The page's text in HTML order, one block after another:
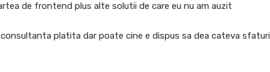
de frontend plus alte solutii de care eu nu am auzit
platita dar poate cine e dispus sa dea cateva sfaturi